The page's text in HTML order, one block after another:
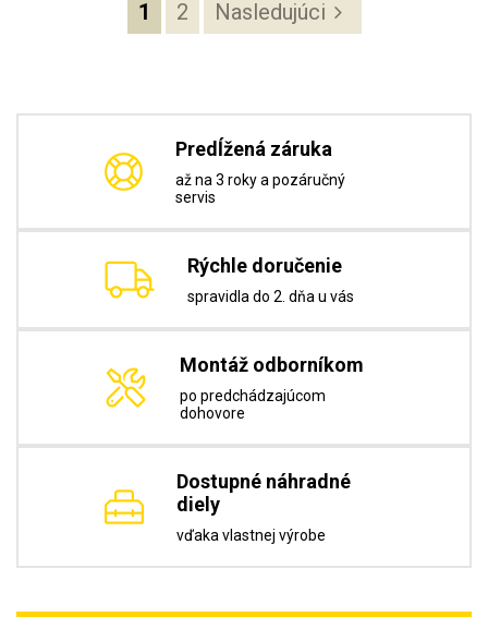
1 2 Nasledujúci
Predĺžená záruka
až na 3 roky a pozáručný
servis
Rýchle doručenie
spravidla do 2. dňa u vás
Montáž odborníkom
po predchádzajúcom
dohovore
Dostupné náhradné
diely
vďaka vlastnej výrobe